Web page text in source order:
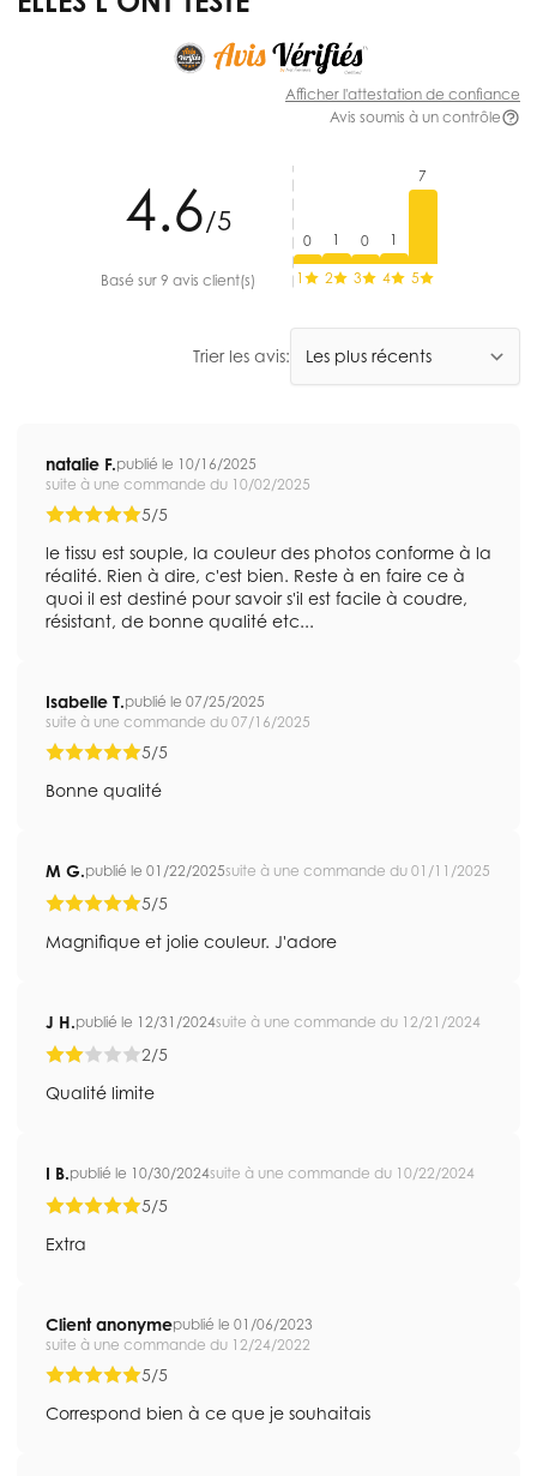
Afficher l'attestation de confiance
Avis soumis à un contrôle
4.6/5
Basé sur 9 avis client(s)
0
1
1
2
0
3
1
4
7
5
Trier les avis:
natalie F.publié le 10/16/2025
suite à une commande du 10/02/2025
5/5
le tissu est souple, la couleur des photos conforme à la
réalité. Rien à dire, c'est bien. Reste à en faire ce à
quoi il est destiné pour savoir s'il est facile à coudre,
résistant, de bonne qualité etc...
Isabelle T.publié le 07/25/2025
suite à une commande du 07/16/2025
5/5
Bonne qualité
M G.publié le 01/22/2025suite à une commande du 01/11/2025
5/5
Magnifique et jolie couleur. J'adore
J H.publié le 12/31/2024suite à une commande du 12/21/2024
2/5
Qualité limite
I B.publié le 10/30/2024suite à une commande du 10/22/2024
5/5
Extra
Client anonymepublié le 01/06/2023
suite à une commande du 12/24/2022
5/5
Correspond bien à ce que je souhaitais